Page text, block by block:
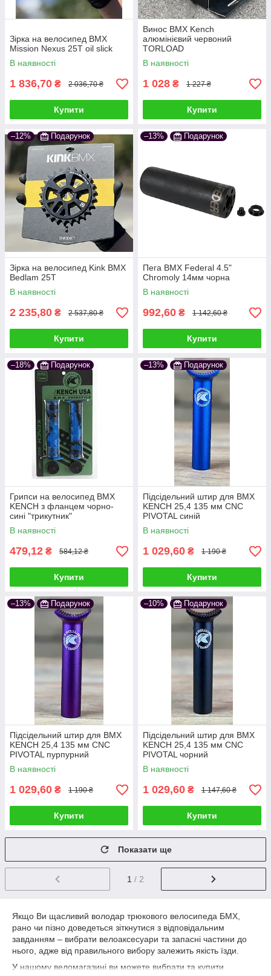
Зірка на велосипед BMX
Mission Nexus 25T oil slick
В наявності
1 836,70 ₴ 2 036,70 ₴
Купити
Винос BMX Kench
алюмінієвий червоний
TORLOAD
В наявності
1 028 ₴ 1 227 ₴
Купити
–12% Подарунок
Зірка на велосипед Kink BMX
Bedlam 25Т
В наявності
2 235,80 ₴ 2 537,80 ₴
Купити
–13% Подарунок
Пега BMX Federal 4.5"
Chromoly 14мм чорна
В наявності
992,60 ₴ 1 142,60 ₴
Купити
–18% Подарунок
Грипси на велосипед BMX
KENCH з фланцем чорно-
сині "трикутник"
В наявності
479,12 ₴ 584,12 ₴
Купити
–13% Подарунок
Підсідельний штир для BMX
KENCH 25,4 135 мм CNC
PIVOTAL синій
В наявності
1 029,60 ₴ 1 190 ₴
Купити
–13% Подарунок
Підсідельний штир для BMX
KENCH 25,4 135 мм CNC
PIVOTAL пурпурний
В наявності
1 029,60 ₴ 1 190 ₴
Купити
–10% Подарунок
Підсідельний штир для BMX
KENCH 25,4 135 мм CNC
PIVOTAL чорний
В наявності
1 029,60 ₴ 1 147,60 ₴
Купити
Показати ще
1 / 2
Якщо Ви щасливий володар трюкового велосипеда БМХ,
рано чи пізно доведеться зіткнутися з відповідальним
завданням – вибрати велоаксесуари та запасні частини до
нього, адже від правильного вибору залежить якість їзди.
У нашому веломагазині ви можете вибрати та купити